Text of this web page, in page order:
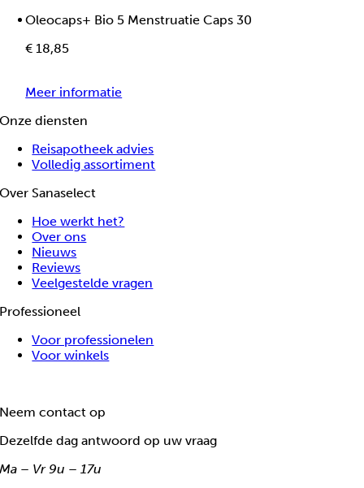
Oleocaps+ Bio 5 Menstruatie Caps 30
€ 18,85
Meer informatie
Onze diensten
Reisapotheek advies
Volledig assortiment
Over Sanaselect
Hoe werkt het?
Over ons
Nieuws
Reviews
Veelgestelde vragen
Professioneel
Voor professionelen
Voor winkels
Neem contact op
Dezelfde dag antwoord op uw vraag
Ma – Vr 9u – 17u